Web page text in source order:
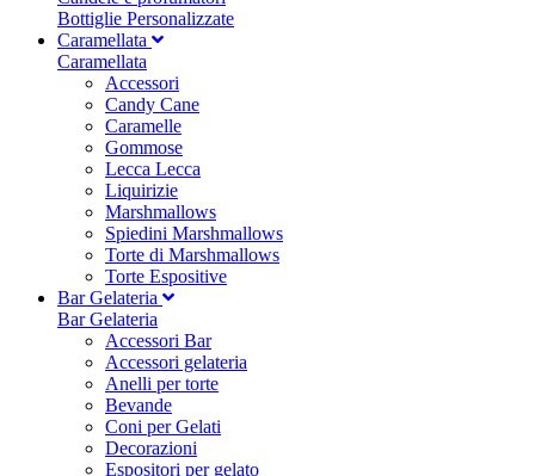
Bottiglie Personalizzate
Caramellata
Caramellata
Accessori
Candy Cane
Caramelle
Gommose
Lecca Lecca
Liquirizie
Marshmallows
Spiedini Marshmallows
Torte di Marshmallows
Torte Espositive
Bar Gelateria
Bar Gelateria
Accessori Bar
Accessori gelateria
Anelli per torte
Bevande
Coni per Gelati
Decorazioni
Espositori per gelato